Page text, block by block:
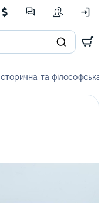
Історична та філософська